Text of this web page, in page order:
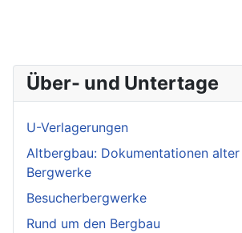
Über- und Untertage
U-Verlagerungen
Altbergbau: Dokumentationen
Bergwerke
Besucherbergwerke
Rund um den Bergbau